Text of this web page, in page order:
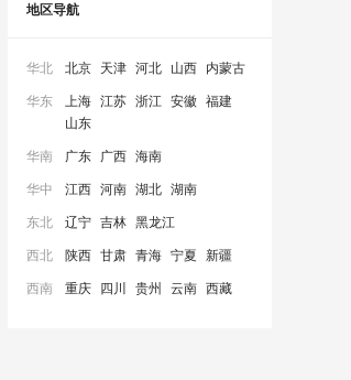
风机在正文中）
）
风机 在正文中）
地区导航
华北 北京 天津 河北 山西 内蒙古
华东 上海 江苏 浙江 安徽 福建
山东
华南 广东 广西 海南
华中 江西 河南 湖北 湖南
东北 辽宁 吉林 黑龙江
西北 陕西 甘肃 青海 宁夏 新疆
西南 重庆 四川 贵州 云南 西藏